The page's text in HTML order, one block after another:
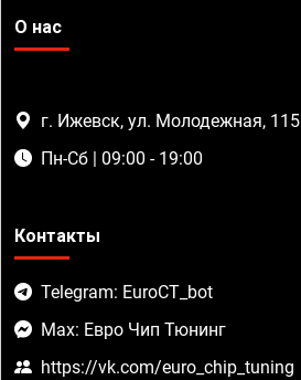
О нас
г. Ижевск, ул. Молодежная, 115
Пн-Сб | 09:00 - 19:00
Контакты
Telegram: EuroCT_bot
Max: Евро Чип Тюнинг
https://vk.com/euro_chip_tuning